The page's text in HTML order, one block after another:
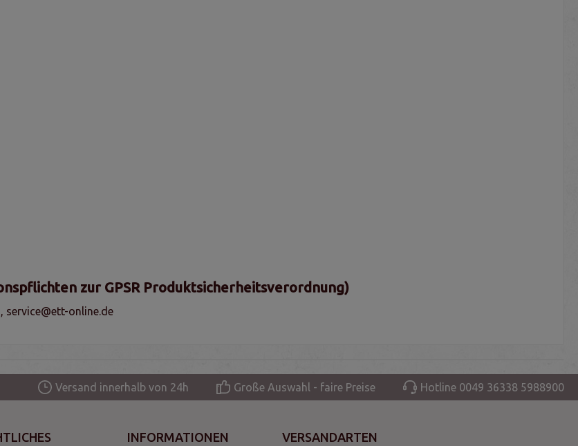
zur GPSR Produktsicherheitsverordnung)
service@ett-online.de
Versand innerhalb von 24h Große Auswahl - faire Preise Hotline 0049 36338 5988900
INFORMATIONEN VERSANDARTEN